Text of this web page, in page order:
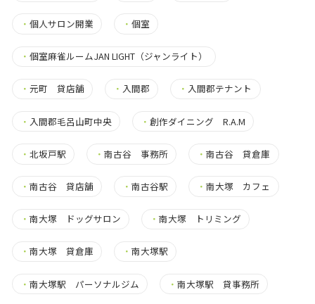
・ 個人サロン開業 ・個室
・ 個室麻雀ルームJAN LIGHT（ジャンライト）
・ 元町 貸店舗 ・ 入間郡 ・ 入間郡テナント
・ 入間郡毛呂山町中央 ・創作ダイニング R.A.M
・ 北坂戸駅 ・南古谷 事務所 ・南古谷 貸倉庫
・ 南古谷 貸店舗 ・南古谷駅 ・南大塚 カフェ
・ 南大塚 ドッグサロン ・南大塚 トリミング
・ 南大塚 貸倉庫 ・南大塚駅
・ 南大塚駅 パーソナルジム ・南大塚駅 貸事務所